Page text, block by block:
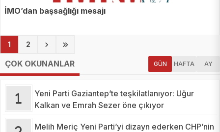
İMO’dan başsağlığı mesajı
1 (current)
2
ÇOK OKUNANLAR GÜN HAFTA AY
Yeni Parti Gaziantep’te teşkilatlanıyor: Uğur
Kalkan ve Emrah Sezer öne çıkıyor
Melih Meriç Yeni Parti’yi dizayn ederken CHP’nin